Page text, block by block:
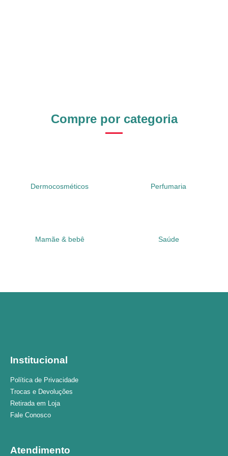
Compre por categoria
Dermocosméticos Perfumaria
Mamãe & bebê Saúde
Institucional
Política de Privacidade
Trocas e Devoluções
Retirada em Loja
Fale Conosco
Atendimento